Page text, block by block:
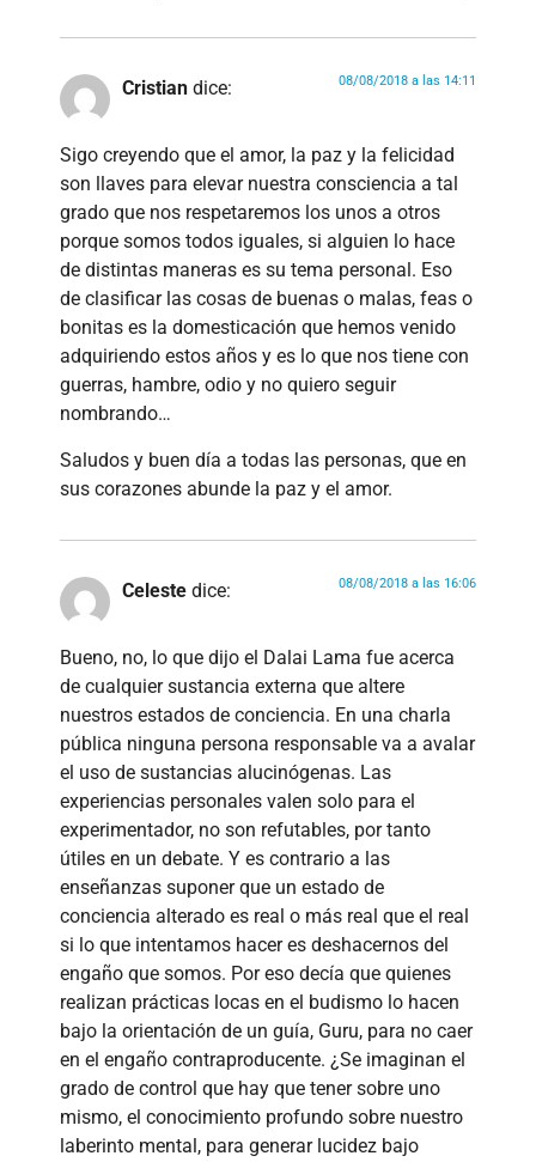
Cristian dice: 08/08/2018 a las 14:11
Sigo creyendo que el amor, la paz y la felicidad
son llaves para elevar nuestra consciencia a tal
grado que nos respetaremos los unos a otros
porque somos todos iguales, si alguien lo hace
de distintas maneras es su tema personal. Eso
de clasificar las cosas de buenas o malas, feas o
bonitas es la domesticación que hemos venido
adquiriendo estos años y es lo que nos tiene con
guerras, hambre, odio y no quiero seguir
nombrando…
Saludos y buen día a todas las personas, que en
sus corazones abunde la paz y el amor.
Celeste dice: 08/08/2018 a las 16:06
Bueno, no, lo que dijo el Dalai Lama fue acerca
de cualquier sustancia externa que altere
nuestros estados de conciencia. En una charla
pública ninguna persona responsable va a avalar
el uso de sustancias alucinógenas. Las
experiencias personales valen solo para el
experimentador, no son refutables, por tanto
útiles en un debate. Y es contrario a las
enseñanzas suponer que un estado de
conciencia alterado es real o más real que el real
si lo que intentamos hacer es deshacernos del
engaño que somos. Por eso decía que quienes
realizan prácticas locas en el budismo lo hacen
bajo la orientación de un guía, Guru, para no caer
en el engaño contraproducente. ¿Se imaginan el
grado de control que hay que tener sobre uno
mismo, el conocimiento profundo sobre nuestro
laberinto mental, para generar lucidez bajo